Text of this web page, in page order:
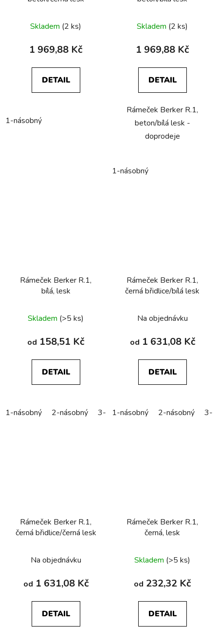
Skladem (2 ks)
1 969,88 Kč
DETAIL
1-násobný
Skladem (2 ks)
1 969,88 Kč
DETAIL
Rámeček Berker R.1,
beton/bílá lesk -
doprodeje
1-násobný
Rámeček Berker R.1,
bílá, lesk
Skladem (>5 ks)
od 158,51 Kč
DETAIL
1-násobný 2-násobný 3-násobný 4-násobný 5-
Rámeček Berker R.1,
černá břidlice/bílá lesk
Na objednávku
od 1 631,08 Kč
DETAIL
1-násobný 2-násobný 3-
Rámeček Berker R.1,
černá břidlice/černá lesk
Na objednávku
od 1 631,08 Kč
DETAIL
Rámeček Berker R.1,
černá, lesk
Skladem (>5 ks)
od 232,32 Kč
DETAIL